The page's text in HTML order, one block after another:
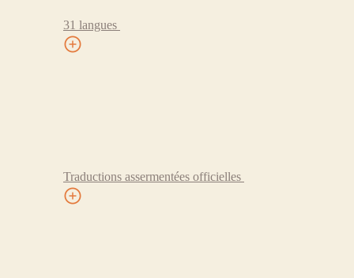
31 langues
Traductions assermentées officielles